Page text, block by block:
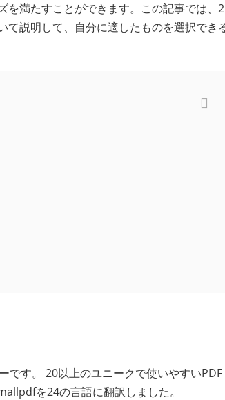
を満たすことができます。この記事では、2
て説明して、自分に適したものを選択でき
です。 20以上のユニークで使いやすいPDF
を24の言語に翻訳しました。